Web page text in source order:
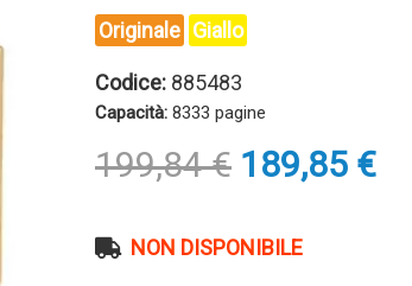
Originale Giallo
Codice: 885483
Capacità: 8333 pagine
199,84€ Il
prezzo
era:
189,85 €Il
NON DISPONIBILE